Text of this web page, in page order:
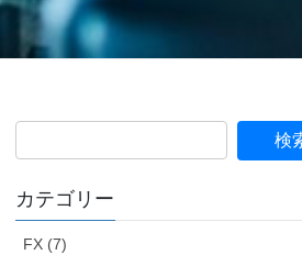
カテゴリー
FX (7)